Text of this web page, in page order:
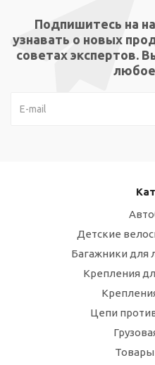
Подпишитесь на
узнавать о новых
советах экспертов.
Детские
Багажники для
Крепления
Цепи
Товары